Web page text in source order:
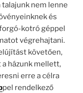
talajunk nem lenne
és
kotró géppel
végrehajtani.
követően,
házunk mellett,
erre a célra
pel rendelkező